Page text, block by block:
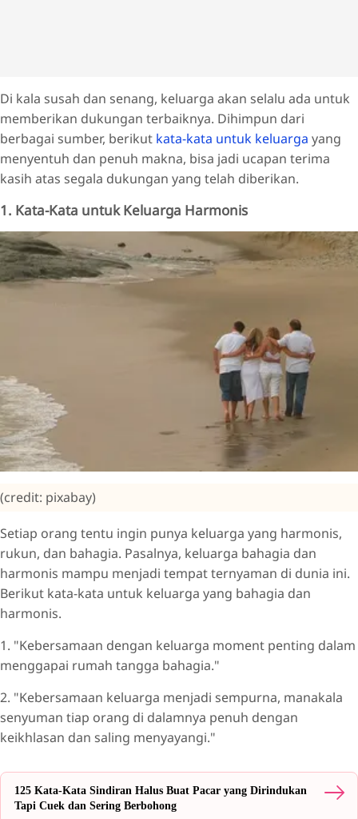
Di kala susah dan senang, keluarga akan selalu ada untuk
memberikan dukungan terbaiknya. Dihimpun dari
berbagai sumber, berikut kata-kata untuk keluarga yang
menyentuh dan penuh makna, bisa jadi ucapan terima
kasih atas segala dukungan yang telah diberikan.
1. Kata-Kata untuk Keluarga Harmonis
(credit: pixabay)
Setiap orang tentu ingin punya keluarga yang harmonis,
rukun, dan bahagia. Pasalnya, keluarga bahagia dan
harmonis mampu menjadi tempat ternyaman di dunia ini.
Berikut kata-kata untuk keluarga yang bahagia dan
harmonis.
1. "Kebersamaan dengan keluarga moment penting dalam
menggapai rumah tangga bahagia."
2. "Kebersamaan keluarga menjadi sempurna, manakala
senyuman tiap orang di dalamnya penuh dengan
keikhlasan dan saling menyayangi."
125 Kata-Kata Sindiran Halus Buat Pacar yang Dirindukan
Tapi Cuek dan Sering Berbohong